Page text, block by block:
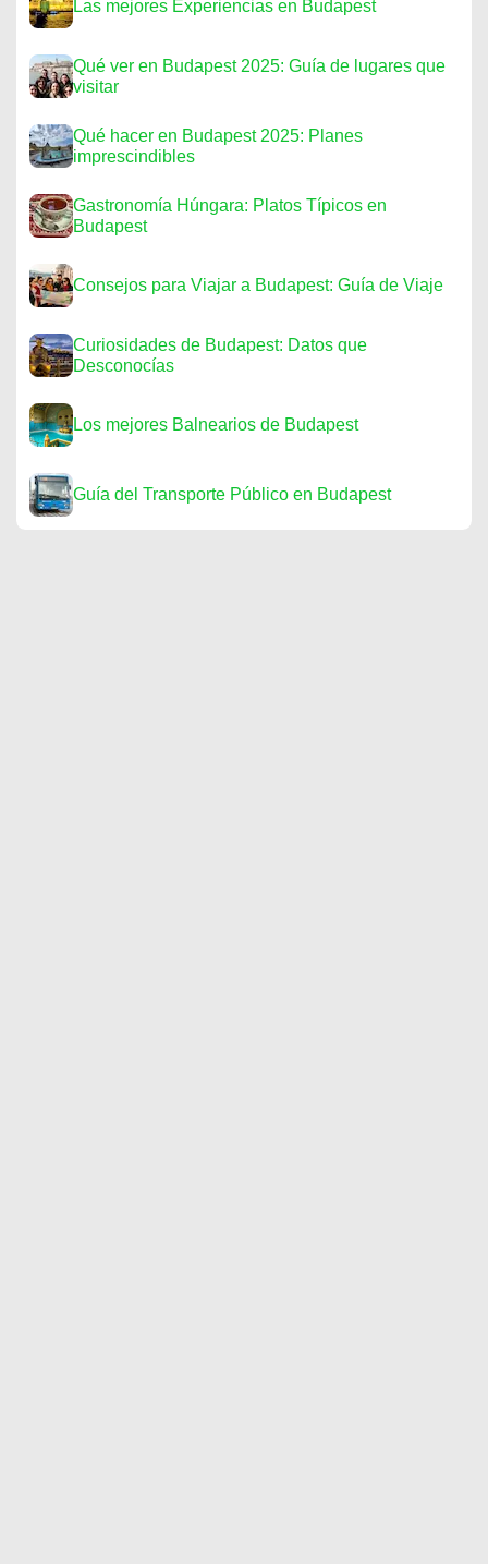
Las mejores Experiencias en Budapest
Qué ver en Budapest 2025: Guía de lugares que
visitar
Qué hacer en Budapest 2025: Planes
imprescindibles
Gastronomía Húngara: Platos Típicos en
Budapest
Consejos para Viajar a Budapest: Guía de Viaje
Curiosidades de Budapest: Datos que
Desconocías
Los mejores Balnearios de Budapest
Guía del Transporte Público en Budapest